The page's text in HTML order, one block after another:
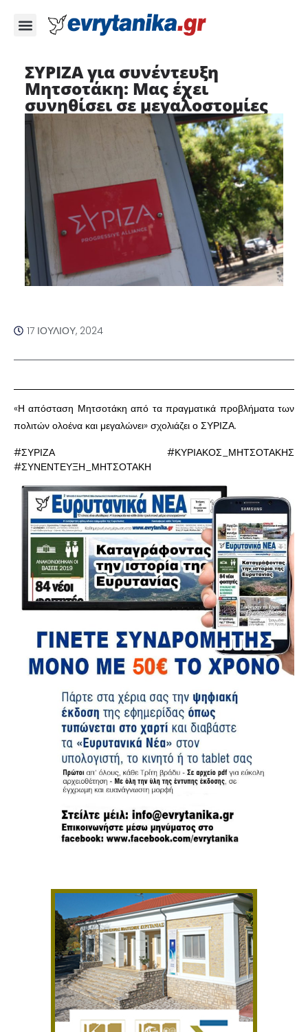
ΣΥΡΙΖΑ για συνέντευξη
Μητσοτάκη: Μας έχει
συνηθίσει σε μεγαλοστομίες
17 ΙΟΥΛΊΟΥ, 2024
«Η απόσταση Μητσοτάκη από τα πραγματικά προβλήματα των
πολιτών ολοένα και μεγαλώνει» σχολιάζει ο ΣΥΡΙΖΑ.
#ΣΥΡΙΖΑ #ΚΥΡΙΑΚΟΣ_ΜΗΤΣΟΤΑΚΗΣ
#ΣΥΝΕΝΤΕΥΞΗ_ΜΗΤΣΟΤΑΚΗ